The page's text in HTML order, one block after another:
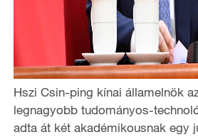
Hszi Csin-ping kínai államelnök
legnagyobb tudományos-
adta át két akadémikousnak egy